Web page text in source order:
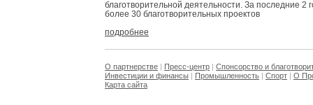
благотворительной деятельности. За последние 2
более 30 благотворительных проектов
подробнее
О партнерстве | Пресс-центр | Спонсорство и
Инвестиции и финансы | Промышленность | Спорт | О
Карта сайта